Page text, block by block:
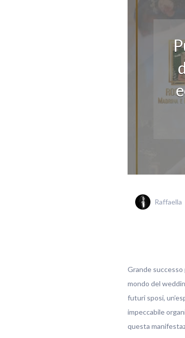
Raffaella
Grande successo
mondo del
futuri sposi,
impeccabile
questa